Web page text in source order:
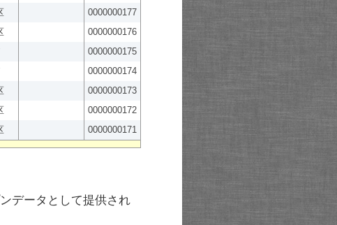
0000000177
0000000176
0000000175
0000000174
0000000173
0000000172
0000000171
データとして提供され